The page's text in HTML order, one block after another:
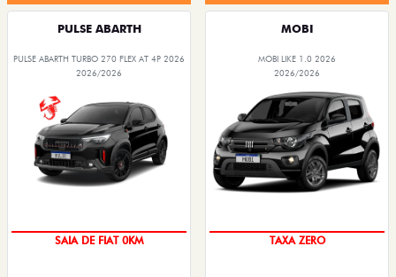
PULSE ABARTH
PULSE ABARTH TURBO 270 FLEX AT 4P 2026
2026/2026
SAIA DE FIAT 0KM
MOBI
MOBI LIKE 1.0 2026
2026/2026
TAXA ZERO